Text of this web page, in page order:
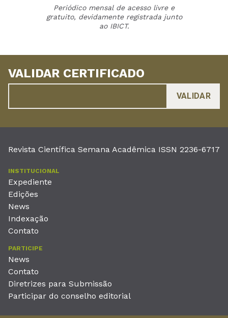
Periódico mensal de acesso livre e
gratuito, devidamente registrada junto
ao IBICT.
VALIDAR CERTIFICADO
Revista Científica Semana Acadêmica ISSN 2236-6717
INSTITUCIONAL
Expediente
Edições
News
Indexação
Contato
PARTICIPE
News
Contato
Diretrizes para Submissão
Participar do conselho editorial